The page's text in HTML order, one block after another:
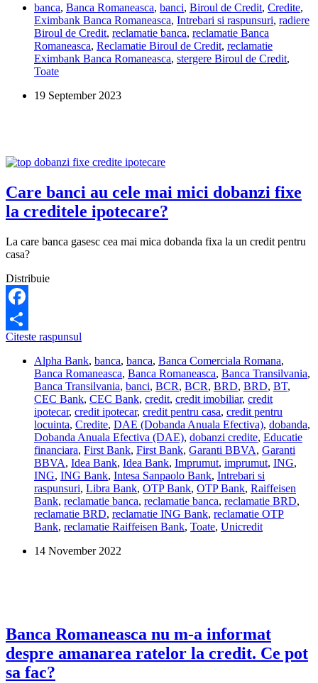
scos
din
Biroul
de
Credit,
nu
raportare?
banca, Banca Romaneasca, banci, Biroul de Credit, Credite,
Eximbank Banca Romaneasca, Intrebari si raspunsuri, radiere
Biroul de Credit, reclamatie banca, reclamatie Banca
Romaneasca, Reclamatie Biroul de Credit, reclamatie
Eximbank Banca Romaneasca, stergere Biroul de Credit,
Toate
19 September 2023
Care banci au cele mai mici dobanzi fixe
la creditele ipotecare?
La care banca gasesc cea mai mica dobanda fixa la un credit pentru
casa?
Distribuie
Facebook
Share
Citeste raspunsul
au
cele
mai
mici
dobanzi
fixe
la
creditele
ipotecare?
Alpha Bank, banca, banca, Banca Comerciala Romana,
Banca Romaneasca, Banca Romaneasca, Banca Transilvania,
Banca Transilvania, banci, BCR, BCR, BRD, BRD, BT,
CEC Bank, CEC Bank, credit, credit imobiliar, credit
ipotecar, credit ipotecar, credit pentru casa, credit pentru
locuinta, Credite, DAE (Dobanda Anuala Efectiva), dobanda,
Dobanda Anuala Efectiva (DAE), dobanzi credite, Educatie
financiara, First Bank, First Bank, Garanti BBVA, Garanti
BBVA, Idea Bank, Idea Bank, Imprumut, imprumut, ING,
ING, ING Bank, Intesa Sanpaolo Bank, Intrebari si
raspunsuri, Libra Bank, OTP Bank, OTP Bank, Raiffeisen
Bank, reclamatie banca, reclamatie banca, reclamatie BRD,
reclamatie BRD, reclamatie ING Bank, reclamatie OTP
Bank, reclamatie Raiffeisen Bank, Toate, Unicredit
14 November 2022
Banca Romaneasca nu m-a informat
despre amanarea ratelor la credit. Ce pot
sa fac?